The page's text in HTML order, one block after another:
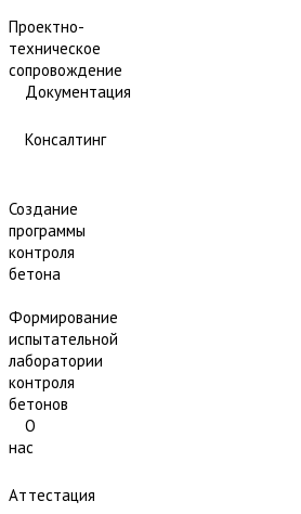
Проектно-
техническое
сопровождение
Документация
Консалтинг
Создание
программы
контроля
бетона
Формирование
испытательной
лаборатории
контроля
бетонов
О
нас
Аттестация